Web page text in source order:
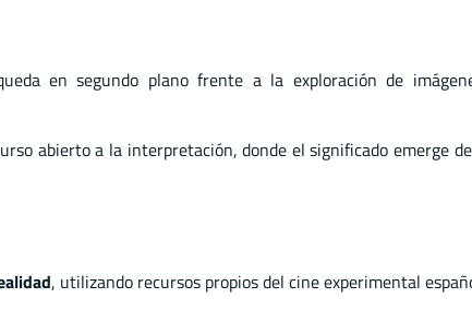
en segundo plano frente a la exploración de
abierto a la interpretación, donde el significado emerge
, utilizando recursos propios del cine experimental